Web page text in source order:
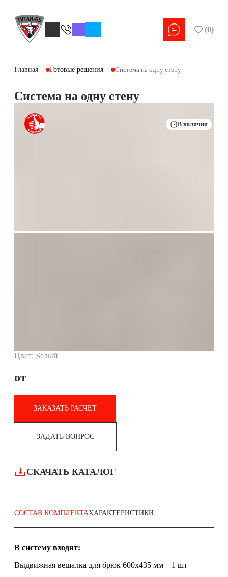
(0)
Главная Готовые решения Система на одну стену
Система на одну стену
В наличии
Цвет: Белый
от
ЗАКАЗАТЬ РАСЧЕТ
ЗАДАТЬ ВОПРОС
СКАЧАТЬ КАТАЛОГ
СОСТАВ КОМПЛЕКТАХАРАКТЕРИСТИКИ
В систему входят:
Выдвижная вешалка для брюк 600x435 мм – 1 шт